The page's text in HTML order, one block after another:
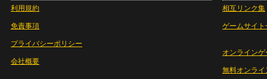
利用規約
免責事項
プライバシーポリシー
会社概要
相互リンク集
ゲームサイト
オンラインゲ
無料オンライ